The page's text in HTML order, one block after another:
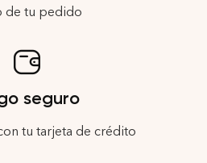
de tu pedido
seguro
tu tarjeta de crédito